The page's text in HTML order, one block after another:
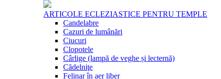
ARTICOLE ECLEZIASTICE PENTRU TEMPLE
Candelabre
Cazuri de lumânări
Ciucuri
Clopotele
Cârlige (lampă de veghe și lecternă)
Cădelniţe
Felinar în aer liber